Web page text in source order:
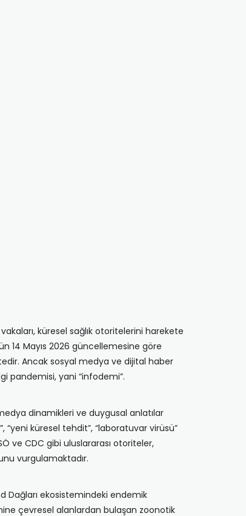
küresel sağlık otoritelerini harekete
14 Mayıs 2026 güncellemesine göre
Ancak sosyal medya ve dijital haber
pandemisi, yani “infodemi”.
dinamikleri ve duygusal anlatılar
küresel tehdit”, “laboratuvar virüsü”
ve CDC gibi uluslararası otoriteler,
vurgulamaktadır.
Dağları ekosistemindeki endemik
çevresel alanlardan bulaşan zoonotik